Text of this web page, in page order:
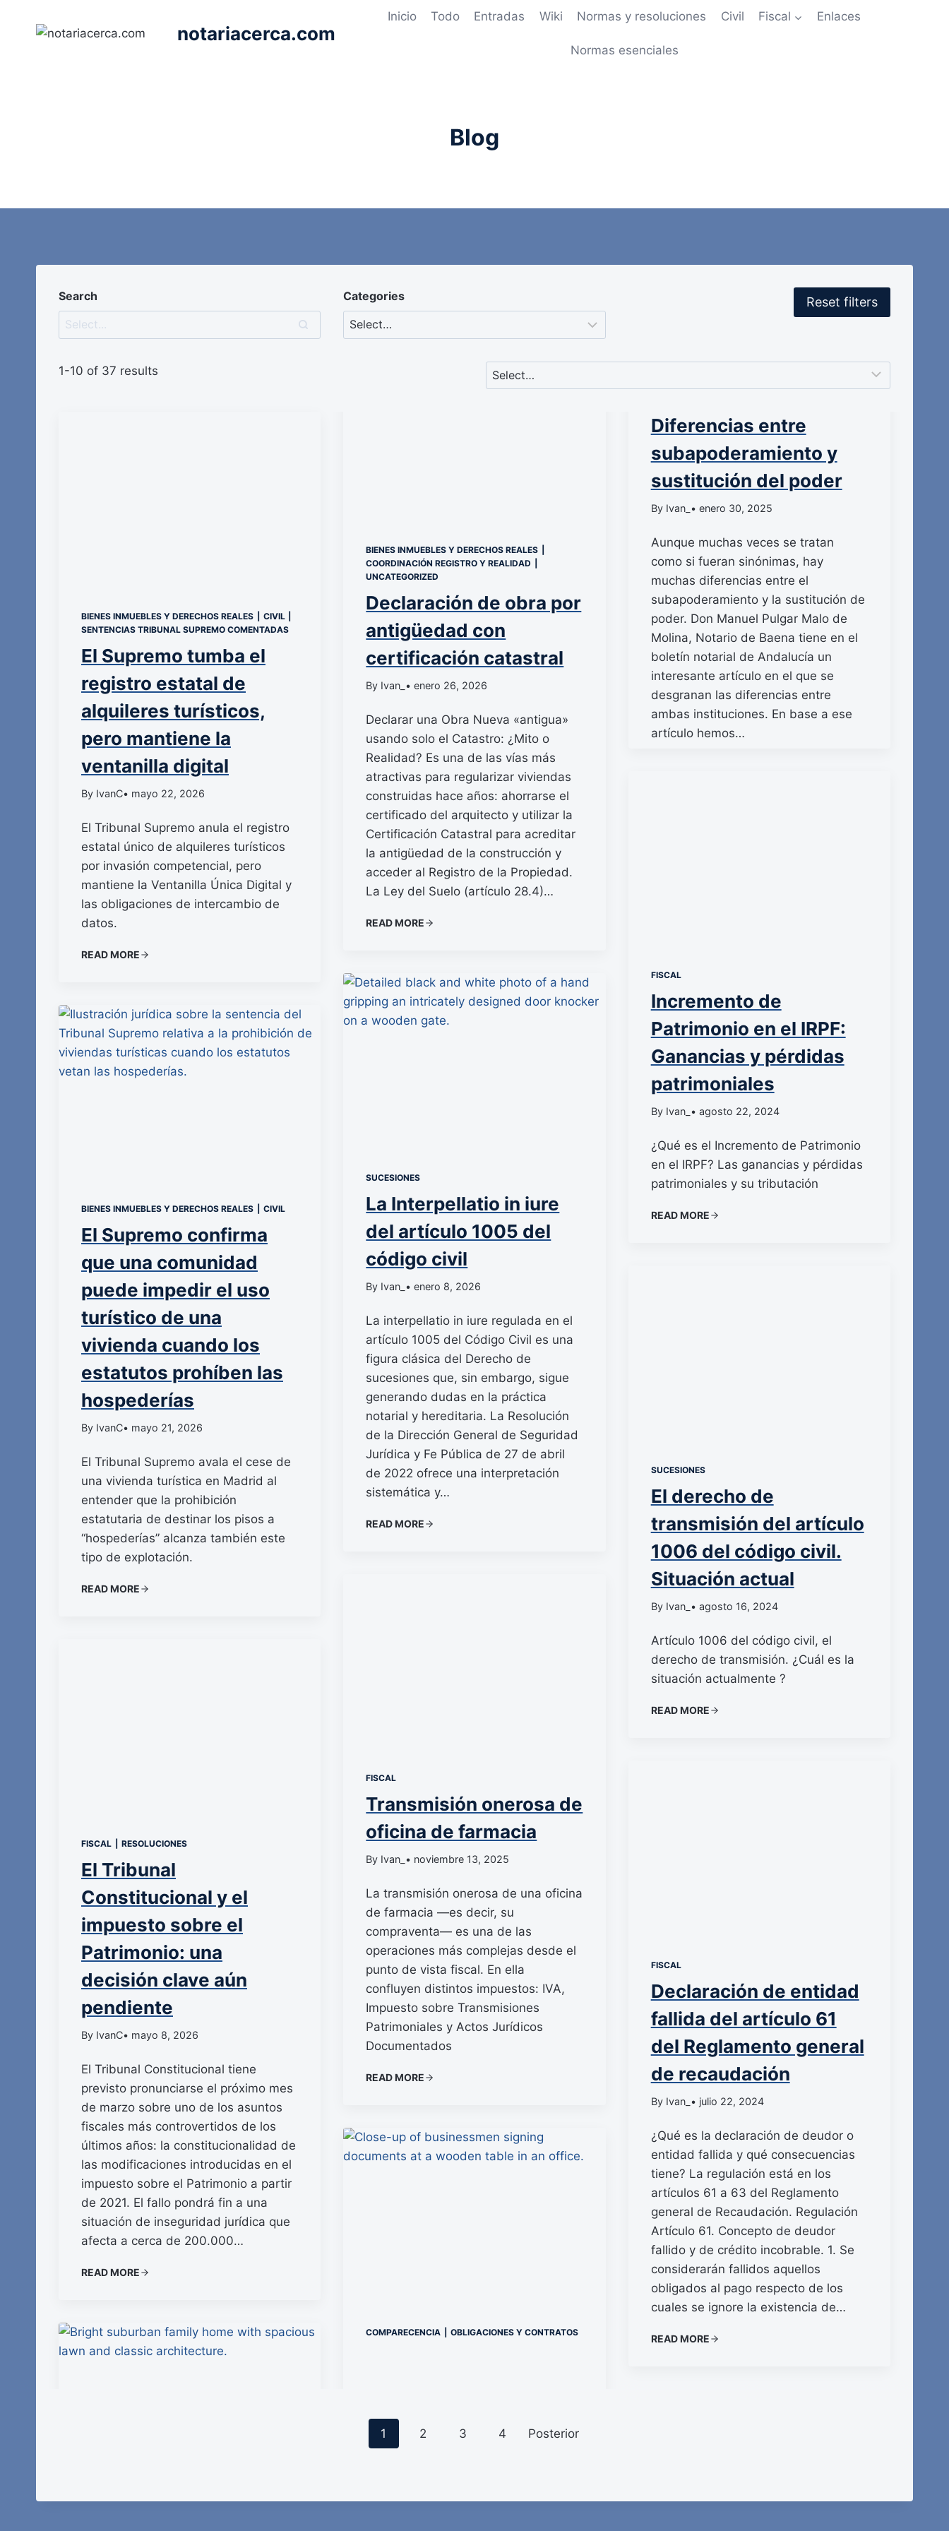
notariacerca.com
Inicio Todo Entradas Wiki Normas y resoluciones Civil Fiscal Enlaces
Normas esenciales
Blog
Search Categories Reset filters
1-10 of 37 results
BIENES INMUEBLES Y DERECHOS REALES CIVIL
SENTENCIAS TRIBUNAL SUPREMO COMENTADAS
El Supremo tumba el
registro estatal de
alquileres turísticos,
pero mantiene la
ventanilla digital
By IvanC• mayo 22, 2026
El Tribunal Supremo anula el registro
estatal único de alquileres turísticos
por invasión competencial, pero
mantiene la Ventanilla Única Digital y
las obligaciones de intercambio de
datos.
READ MORE
BIENES INMUEBLES Y DERECHOS REALES CIVIL
El Supremo confirma
que una comunidad
puede impedir el uso
turístico de una
vivienda cuando los
estatutos prohíben las
hospederías
By IvanC• mayo 21, 2026
El Tribunal Supremo avala el cese de
una vivienda turística en Madrid al
entender que la prohibición
estatutaria de destinar los pisos a
“hospederías” alcanza también este
tipo de explotación.
READ MORE
FISCAL RESOLUCIONES
El Tribunal
Constitucional y el
impuesto sobre el
Patrimonio: una
decisión clave aún
pendiente
By IvanC• mayo 8, 2026
El Tribunal Constitucional tiene
previsto pronunciarse el próximo mes
de marzo sobre uno de los asuntos
fiscales más controvertidos de los
últimos años: la constitucionalidad de
las modificaciones introducidas en el
impuesto sobre el Patrimonio a partir
de 2021. El fallo pondrá fin a una
situación de inseguridad jurídica que
afecta a cerca de 200.000…
READ MORE
BIENES INMUEBLES Y DERECHOS REALES
COORDINACIÓN REGISTRO Y REALIDAD
UNCATEGORIZED
Declaración de obra por
antigüedad con
certificación catastral
By Ivan_ • enero 26, 2026
Declarar una Obra Nueva «antigua»
usando solo el Catastro: ¿Mito o
Realidad? Es una de las vías más
atractivas para regularizar viviendas
construidas hace años: ahorrarse el
certificado del arquitecto y utilizar la
Certificación Catastral para acreditar
la antigüedad de la construcción y
acceder al Registro de la Propiedad.
La Ley del Suelo (artículo 28.4)…
READ MORE
SUCESIONES
La Interpellatio in iure
del artículo 1005 del
código civil
By Ivan_ • enero 8, 2026
La interpellatio in iure regulada en el
artículo 1005 del Código Civil es una
figura clásica del Derecho de
sucesiones que, sin embargo, sigue
generando dudas en la práctica
notarial y hereditaria. La Resolución
de la Dirección General de Seguridad
Jurídica y Fe Pública de 27 de abril
de 2022 ofrece una interpretación
sistemática y…
READ MORE
FISCAL
Transmisión onerosa de
oficina de farmacia
By Ivan_ • noviembre 13, 2025
La transmisión onerosa de una oficina
de farmacia —es decir, su
compraventa— es una de las
operaciones más complejas desde el
punto de vista fiscal. En ella
confluyen distintos impuestos: IVA,
Impuesto sobre Transmisiones
Patrimoniales y Actos Jurídicos
Documentados
READ MORE
COMPARECENCIA OBLIGACIONES Y CONTRATOS
Diferencias entre
subapoderamiento y
sustitución del poder
By Ivan_ • enero 30, 2025
Aunque muchas veces se tratan
como si fueran sinónimas, hay
muchas diferencias entre el
subapoderamiento y la sustitución de
poder. Don Manuel Pulgar Malo de
Molina, Notario de Baena tiene en el
boletín notarial de Andalucía un
interesante artículo en el que se
desgranan las diferencias entre
ambas instituciones. En base a ese
artículo hemos…
FISCAL
Incremento de
Patrimonio en el IRPF:
Ganancias y pérdidas
patrimoniales
By Ivan_ • agosto 22, 2024
¿Qué es el Incremento de Patrimonio
en el IRPF? Las ganancias y pérdidas
patrimoniales y su tributación
READ MORE
SUCESIONES
El derecho de
transmisión del artículo
1006 del código civil.
Situación actual
By Ivan_ • agosto 16, 2024
Artículo 1006 del código civil, el
derecho de transmisión. ¿Cuál es la
situación actualmente ?
READ MORE
FISCAL
Declaración de entidad
fallida del artículo 61
del Reglamento general
de recaudación
By Ivan_ • julio 22, 2024
¿Qué es la declaración de deudor o
entidad fallida y qué consecuencias
tiene? La regulación está en los
artículos 61 a 63 del Reglamento
general de Recaudación. Regulación
Artículo 61. Concepto de deudor
fallido y de crédito incobrable. 1. Se
considerarán fallidos aquellos
obligados al pago respecto de los
cuales se ignore la existencia de…
READ MORE
1 2 3 4 Posterior